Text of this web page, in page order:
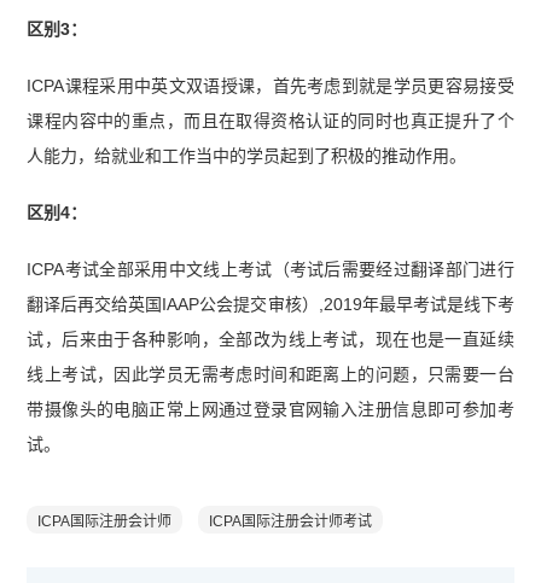
区别3：
ICPA课程采用中英文双语授课，首先考虑到就是学员更容易接受
课程内容中的重点，而且在取得资格认证的同时也真正提升了个
人能力，给就业和工作当中的学员起到了积极的推动作用。
区别4：
ICPA考试全部采用中文线上考试（考试后需要经过翻译部门进行
翻译后再交给英国IAAP公会提交审核）,2019年最早考试是线下考
试，后来由于各种影响，全部改为线上考试，现在也是一直延续
线上考试，因此学员无需考虑时间和距离上的问题，只需要一台
带摄像头的电脑正常上网通过登录官网输入注册信息即可参加考
试。
ICPA国际注册会计师 ICPA国际注册会计师考试